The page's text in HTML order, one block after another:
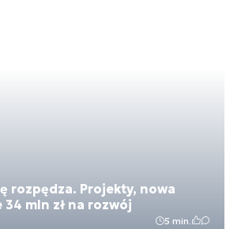
rozpędza. Projekty, nowa
mln zł na rozwój
5 min.